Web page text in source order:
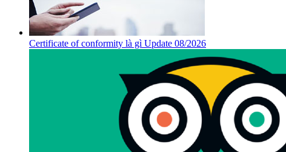
Certificate of conformity là gì Update 08/2026